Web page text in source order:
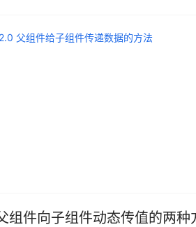
组件向子组件动态传值的两种